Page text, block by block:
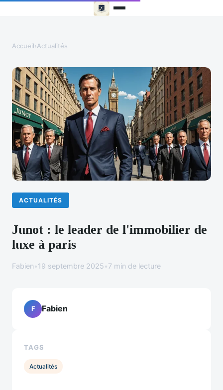
Accueil›Actualités
ACTUALITÉS
Junot : le leader de l'immobilier de
luxe à paris
Fabien•19 septembre 2025•7 min de lecture
F Fabien
TAGS
Actualités